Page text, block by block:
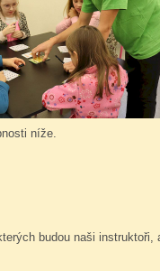
níže.
budou naši instruktoři,